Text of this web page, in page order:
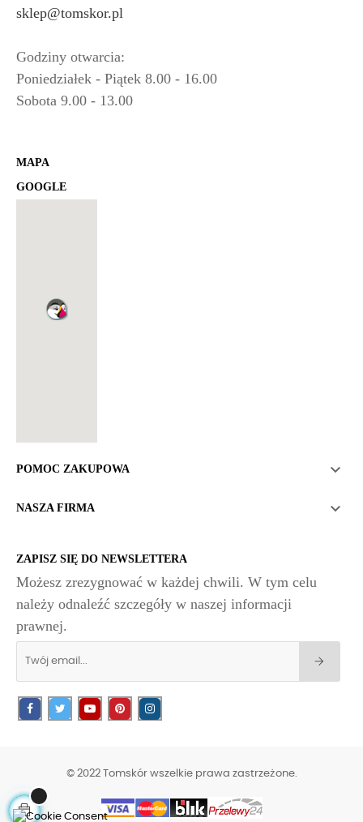
sklep@tomskor.pl
Godziny otwarcia:
Poniedziałek - Piątek 8.00 - 16.00
Sobota 9.00 - 13.00
MAPA
GOOGLE
POMOC ZAKUPOWA 
NASZA FIRMA 
ZAPISZ SIĘ DO NEWSLETTERA
Możesz zrezygnować w każdej chwili. W tym celu
należy odnaleźć szczegóły w naszej informacji
prawnej.
© 2022 Tomskór wszelkie prawa zastrzeżone.